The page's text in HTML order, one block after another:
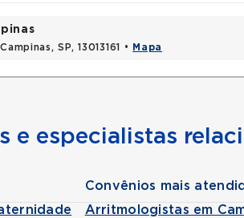
SP, 13013161 • Mapa
e especialistas
Convênios mais
Arritmologistas em